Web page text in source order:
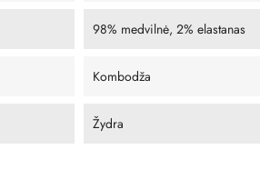
98% medvilnė, 2% elastanas
Kombodža
Žydra